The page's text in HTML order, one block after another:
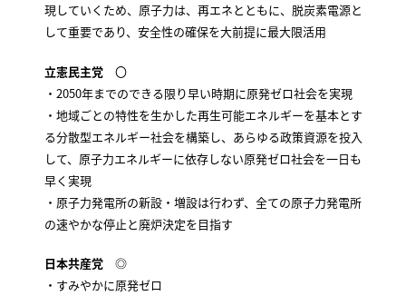
現していくため、原子力は、再エネとともに、脱炭素電源と
して重要であり、安全性の確保を大前提に最大限活用
立憲民主党〇
・2050年までのできる限り早い時期に原発ゼロ社会を実現
・地域ごとの特性を生かした再生可能エネルギーを基本とす
る分散型エネルギー社会を構築し、あらゆる政策資源を投入
して、原子力エネルギーに依存しない原発ゼロ社会を一日も
早く実現
・原子力発電所の新設・増設は行わず、全ての原子力発電所
の速やかな停止と廃炉決定を目指す
日本共産党◎
・すみやかに原発ゼロ